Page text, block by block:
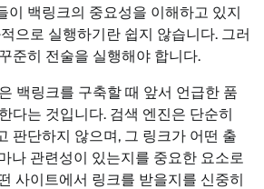
이 백링크의 중요성을 이해하고 있지
으로 실행하기란 쉽지 않습니다. 그러
준히 전술을 실행해야 합니다.
백링크를 구축할 때 앞서 언급한 품
다는 것입니다. 검색 엔진은 단순히
판단하지 않으며, 그 링크가 어떤 출
나 관련성이 있는지를 중요한 요소로
사이트에서 링크를 받을지를 신중히